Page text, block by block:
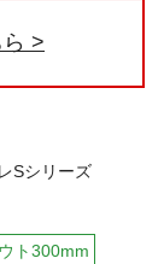
Sシリーズ
ト300mm